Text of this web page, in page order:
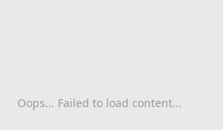
Oops... Failed to load content...